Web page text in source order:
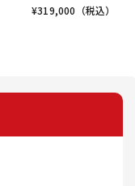
¥319,000 （税込）